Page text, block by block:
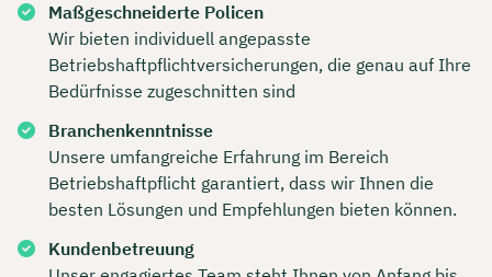
Maßgeschneiderte Policen
Wir bieten individuell angepasste
Betriebshaftpflichtversicherungen, die genau auf Ihre
Bedürfnisse zugeschnitten sind
Branchenkenntnisse
Unsere umfangreiche Erfahrung im Bereich
Betriebshaftpflicht garantiert, dass wir Ihnen die
besten Lösungen und Empfehlungen bieten können.
Kundenbetreuung
Jetzt persönliches
Beratungsgespräch mit
Tobias Niendieck sichern 🤝
Wir beraten dich Montag bis Freitag von 8 bis